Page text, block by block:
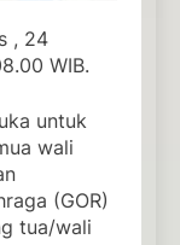
, 24
WIB.
untuk
wali
(GOR)
tua/wali